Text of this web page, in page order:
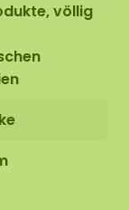
völlig